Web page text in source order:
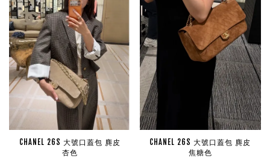
CHANEL 26S 大號口蓋包 麂皮
杏色
CHANEL 26S 大號口蓋包 麂皮
焦糖色